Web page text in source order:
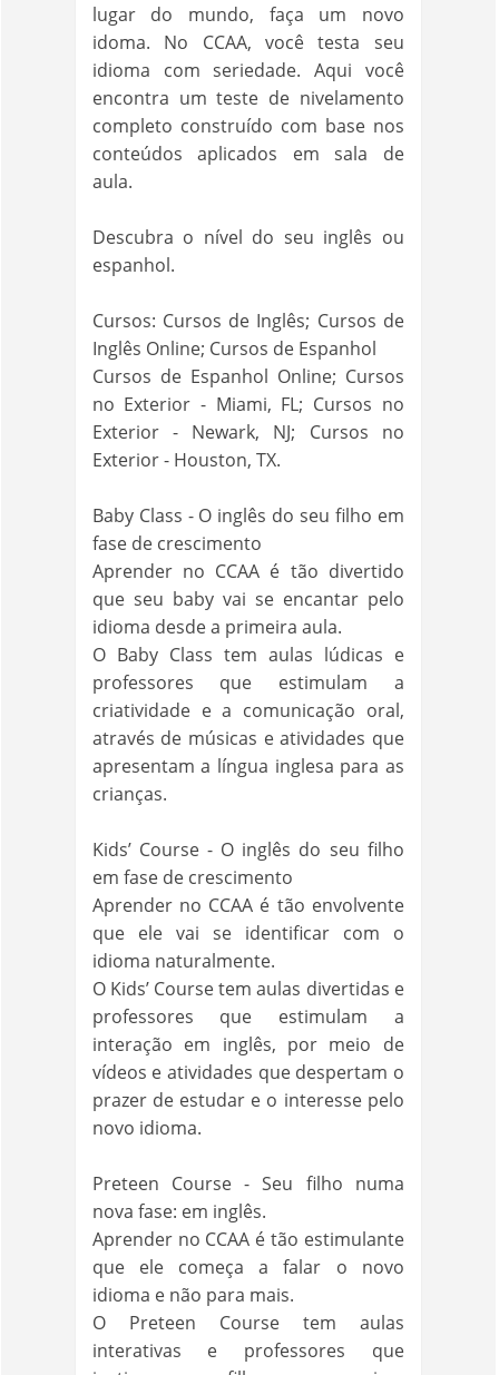
lugar do mundo, faça um novo
idoma. No CCAA, você testa seu
idioma com seriedade. Aqui você
encontra um teste de nivelamento
completo construído com base nos
conteúdos aplicados em sala de
aula.
Descubra o nível do seu inglês ou
espanhol.
Cursos: Cursos de Inglês; Cursos de
Inglês Online; Cursos de Espanhol
Cursos de Espanhol Online; Cursos
no Exterior - Miami, FL; Cursos no
Exterior - Newark, NJ; Cursos no
Exterior - Houston, TX.
Baby Class - O inglês do seu filho em
fase de crescimento
Aprender no CCAA é tão divertido
que seu baby vai se encantar pelo
idioma desde a primeira aula.
O Baby Class tem aulas lúdicas e
professores que estimulam a
criatividade e a comunicação oral,
através de músicas e atividades que
apresentam a língua inglesa para as
crianças.
Kids’ Course - O inglês do seu filho
em fase de crescimento
Aprender no CCAA é tão envolvente
que ele vai se identificar com o
idioma naturalmente.
O Kids’ Course tem aulas divertidas e
professores que estimulam a
interação em inglês, por meio de
vídeos e atividades que despertam o
prazer de estudar e o interesse pelo
novo idioma.
Preteen Course - Seu filho numa
nova fase: em inglês.
Aprender no CCAA é tão estimulante
que ele começa a falar o novo
idioma e não para mais.
O Preteen Course tem aulas
interativas e professores que